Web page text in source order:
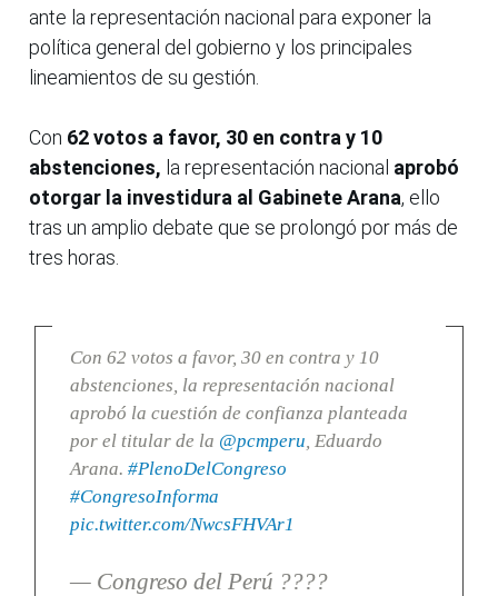
ante la representación nacional para exponer la
política general del gobierno y los principales
lineamientos de su gestión.
Con 62 votos a favor, 30 en contra y 10
abstenciones, la representación nacional aprobó
otorgar la investidura al Gabinete Arana, ello
tras un amplio debate que se prolongó por más de
tres horas.
Con 62 votos a favor, 30 en contra y 10
abstenciones, la representación nacional
aprobó la cuestión de confianza planteada
por el titular de la @pcmperu , Eduardo
Arana. #PlenoDelCongreso
#CongresoInforma
pic.twitter.com/NwcsFHVAr1
— Congreso del Perú ????